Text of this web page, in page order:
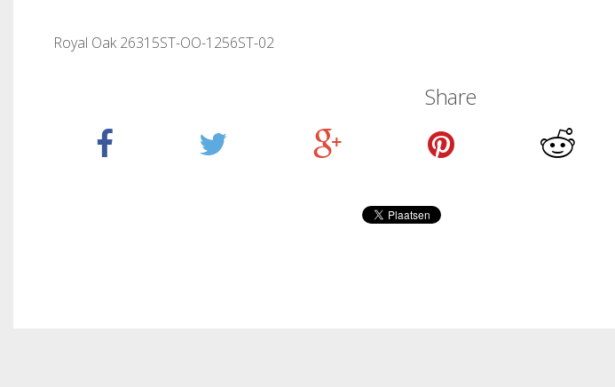
Royal Oak 26315ST-OO-1256ST-02
Share